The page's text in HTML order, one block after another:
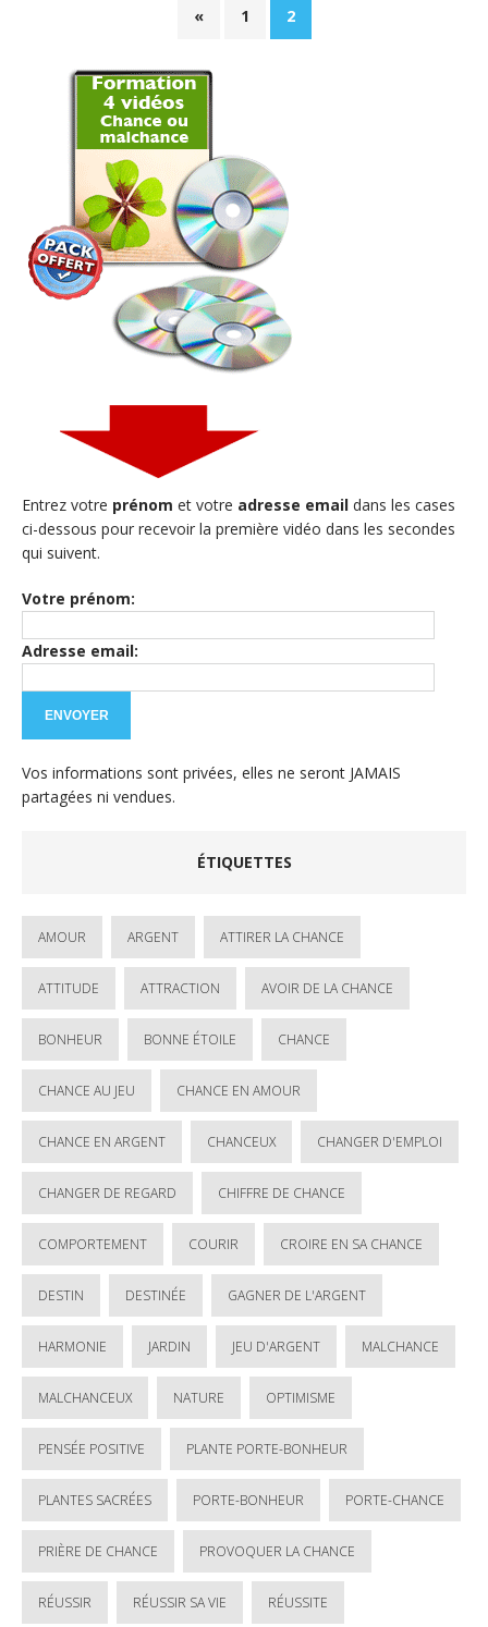
« 1 2
Entrez votre prénom et votre adresse email dans les cases
ci-dessous pour recevoir la première vidéo dans les secondes
qui suivent.
Votre prénom:
Adresse email:
Vos informations sont privées, elles ne seront JAMAIS
partagées ni vendues.
ÉTIQUETTES
AMOUR ARGENT ATTIRER LA CHANCE
ATTITUDE ATTRACTION AVOIR DE LA CHANCE
BONHEUR BONNE ÉTOILE CHANCE
CHANCE AU JEU CHANCE EN AMOUR
CHANCE EN ARGENT CHANCEUX CHANGER D'EMPLOI
CHANGER DE REGARD CHIFFRE DE CHANCE
COMPORTEMENT COURIR CROIRE EN SA CHANCE
DESTIN DESTINÉE GAGNER DE L'ARGENT
HARMONIE JARDIN JEU D'ARGENT MALCHANCE
MALCHANCEUX NATURE OPTIMISME
PENSÉE POSITIVE PLANTE PORTE-BONHEUR
PLANTES SACRÉES PORTE-BONHEUR PORTE-CHANCE
PRIÈRE DE CHANCE PROVOQUER LA CHANCE
RÉUSSIR RÉUSSIR SA VIE RÉUSSITE